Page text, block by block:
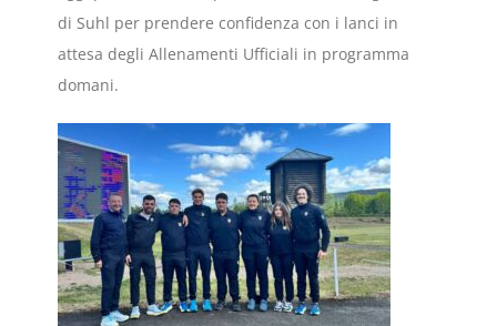
di Suhl per prendere confidenza con i lanci in
attesa degli Allenamenti Ufficiali in programma
domani.